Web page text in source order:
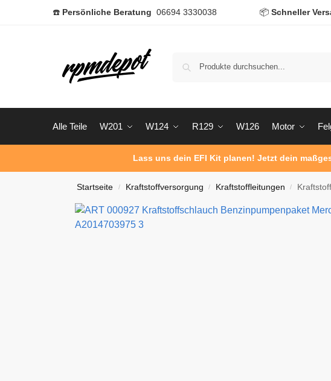
☎️ Persönliche Beratung 06694 3330038 📦 Schneller
Alle Teile W201 W124 R129 W126 Motor
Lass uns dein EFI Kit planen! Jetzt dein
Startseite / Kraftstoffversorgung / Kraftstoffleitungen /